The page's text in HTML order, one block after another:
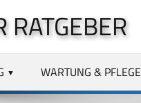
RATGEBER
WARTUNG & PFLEGE